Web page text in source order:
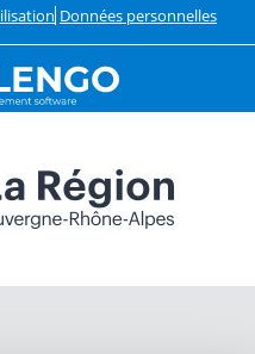
Données personnelles